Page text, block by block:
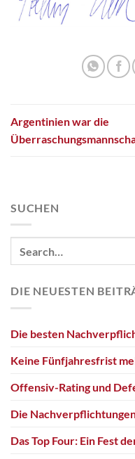
Argentinien war die
SUCHEN
DIE NEUESTEN
Die besten
Keine Fünfjahresfrist
Offensiv-Rating und
Die
Das Top Four: Ein Fest